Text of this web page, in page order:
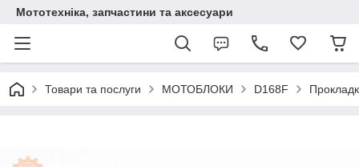
Мототехніка, запчастини та аксесуари
Товари та послуги МОТОБЛОКИ D168F